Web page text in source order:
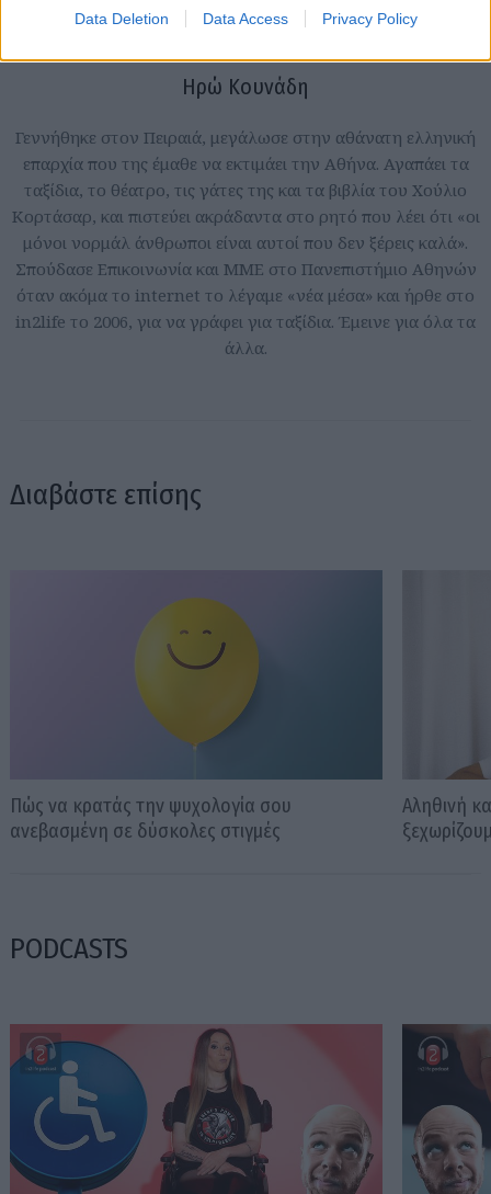
Data Deletion Data Access Privacy Policy
Ηρώ Κουνάδη
Γεννήθηκε στον Πειραιά, μεγάλωσε στην αθάνατη ελληνική
επαρχία που της έμαθε να εκτιμάει την Αθήνα. Αγαπάει τα
ταξίδια, το θέατρο, τις γάτες της και τα βιβλία του Χούλιο
Κορτάσαρ, και πιστεύει ακράδαντα στο ρητό που λέει ότι «οι
μόνοι νορμάλ άνθρωποι είναι αυτοί που δεν ξέρεις καλά».
Σπούδασε Επικοινωνία και ΜΜΕ στο Πανεπιστήμιο Αθηνών
όταν ακόμα το internet το λέγαμε «νέα μέσα» και ήρθε στο
in2life το 2006, για να γράφει για ταξίδια. Έμεινε για όλα τα
άλλα.
Διαβάστε επίσης
Πώς να κρατάς την ψυχολογία σου
ανεβασμένη σε δύσκολες στιγμές
Αληθινή
PODCASTS